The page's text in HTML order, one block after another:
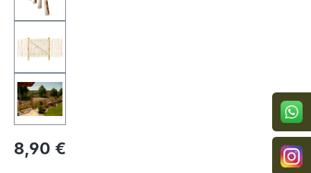
Regulärer Preis:
8,90 €